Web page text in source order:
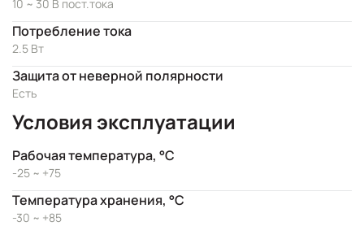
10 ~ 30 В пост.тока
Потребление тока
2.5 Вт
Защита от неверной полярности
Есть
Условия эксплуатации
Рабочая температура, °C
-25 ~ +75
Температура хранения, °C
-30 ~ +85